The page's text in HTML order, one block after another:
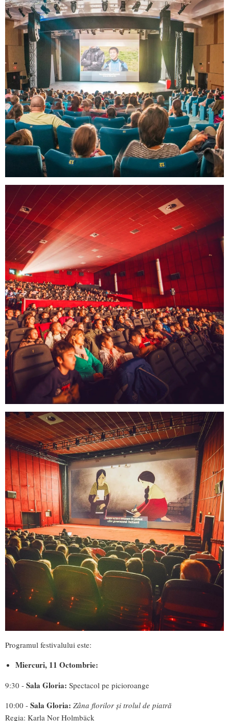
Programul festivalului este:
Miercuri, 11 Octombrie:
9:30 - Sala Gloria: Spectacol pe picioroange
10:00 - Sala Gloria: Zâna florilor și trolul de piatră
Regia: Karla Nor Holmbäck